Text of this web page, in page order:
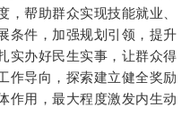
帮助群众实现技能就业、
条件，加强规划引领，提升
实办好民生实事，让群众得
作导向，探索建立健全奖励
作用，最大程度激发内生动